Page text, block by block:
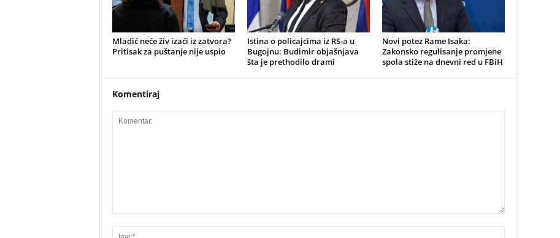
​Mladić neće živ izaći iz zatvora?
Pritisak za puštanje nije uspio
Istina o policajcima iz RS-a u
Bugojnu: Budimir objašnjava
šta je prethodilo drami
Novi potez Rame Isaka:
Zakonsko regulisanje promjene
spola stiže na dnevni red u FBiH
Komentiraj